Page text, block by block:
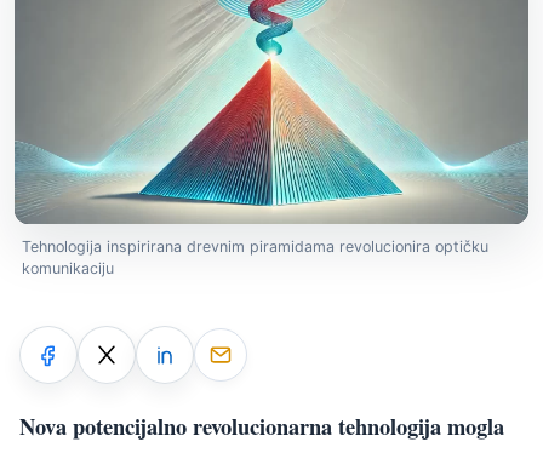
Tehnologija inspirirana drevnim piramidama revolucionira optičku
komunikaciju
Nova potencijalno revolucionarna tehnologija mogla